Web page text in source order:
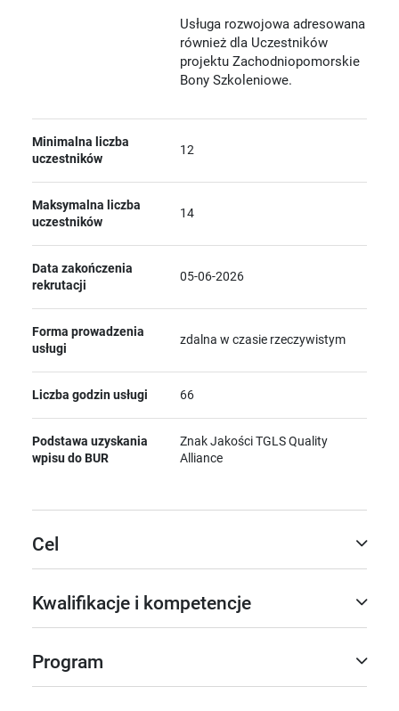
Usługa rozwojowa adresowana
również dla Uczestników
projektu Zachodniopomorskie
Bony Szkoleniowe.
Minimalna liczba
uczestników
12
Maksymalna liczba
uczestników
14
Data zakończenia
rekrutacji
05-06-2026
Forma prowadzenia
usługi
zdalna w czasie rzeczywistym
Liczba godzin usługi 66
Podstawa uzyskania
wpisu do BUR
Znak Jakości TGLS Quality
Alliance
Cel
Kwalifikacje i kompetencje
Program